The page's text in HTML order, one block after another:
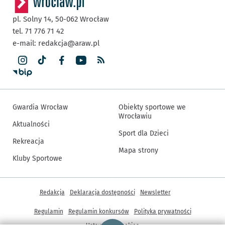
pl. Solny 14, 50-062 Wrocław
tel. 71 776 71 42
e-mail: redakcja@araw.pl
Gwardia Wrocław
Aktualności
Rekreacja
Kluby Sportowe
Obiekty sportowe we
Wrocławiu
Sport dla Dzieci
Mapa strony
Inne informacje
Redakcja Deklaracja dostępności Newsletter
Regulamin Regulamin konkursów
Polityka prywatności